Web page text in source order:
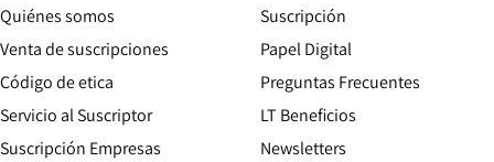
Quiénes somos
Venta de suscripciones
Código de etica Opens in new window
Servicio al Suscriptor
Suscripción Empresas
Suscripción
Papel Digital
Preguntas Frecuentes
LT Beneficios
Newsletters